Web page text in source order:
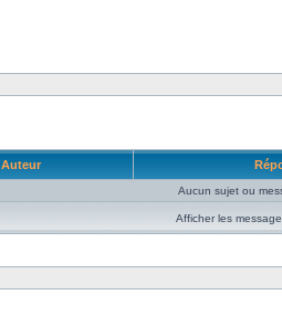
Auteur
Aucun sujet ou
Afficher les